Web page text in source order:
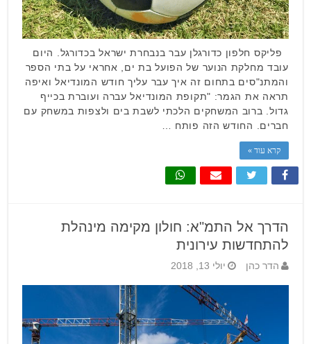
פליקס חלפון כדורגלן עבר בנבחרת ישראל בכדורגל. היום
עובד מחלקת הנוער של הפועל בת ים, אחראי על בתי הספר
והמתנ"סים בתחום זה איך עבר עליך חודש המונדיאל ואיפה
תראה את הגמר: "תקופת המונדיאל עברה ועוברת בכייף
גדול. ברוב המשחקים הלכתי לשבת בים ולצפות במשחק עם
חברים. החודש הזה פותח …
קרא עוד »
הדרך אל התמ"א: חולון מקימה מינהלת
להתחדשות עירונית
הדר כהן יולי 13, 2018